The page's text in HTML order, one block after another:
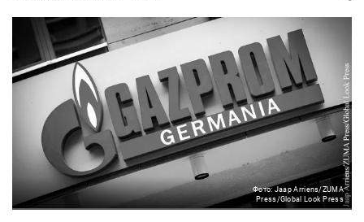
Фото: Jaap Arriens/ZUMA
Press/Global Look Press